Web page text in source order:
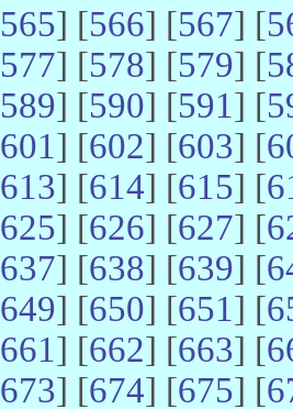
565] [566] [567] [
577] [578] [579] [
589] [590] [591] [
601] [602] [603] [
613] [614] [615] [
625] [626] [627] [
637] [638] [639] [
649] [650] [651] [
661] [662] [663] [
673] [674] [675] [